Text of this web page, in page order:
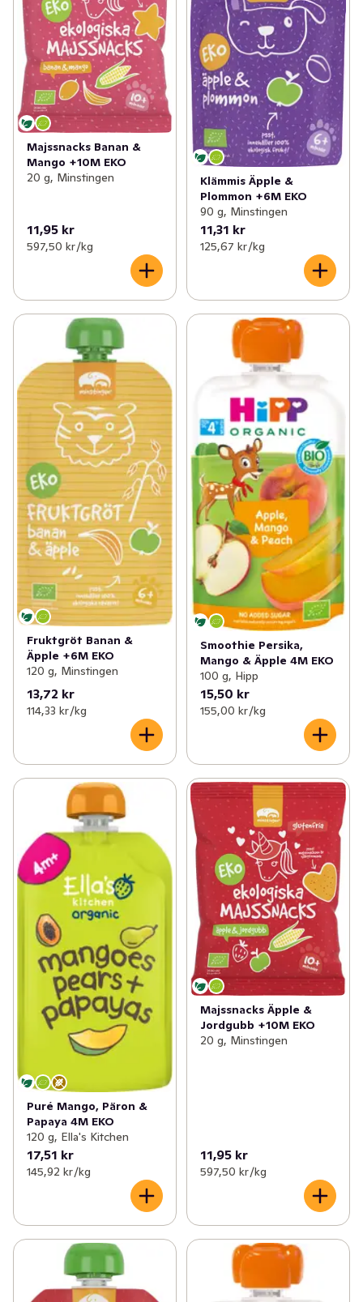
Majssnacks Banan &
Mango +10M EKO
20 g, Minstingen
11,95 kr
597,50 kr /kg
Klämmis Äpple &
Plommon +6M EKO
90 g, Minstingen
11,31 kr
125,67 kr /kg
Fruktgröt Banan &
Äpple +6M EKO
120 g, Minstingen
13,72 kr
114,33 kr /kg
Smoothie Persika,
Mango & Äpple 4M EKO
100 g, Hipp
15,50 kr
155,00 kr /kg
Puré Mango, Päron &
Papaya 4M EKO
120 g, Ella's Kitchen
17,51 kr
145,92 kr /kg
Majssnacks Äpple &
Jordgubb +10M EKO
20 g, Minstingen
11,95 kr
597,50 kr /kg